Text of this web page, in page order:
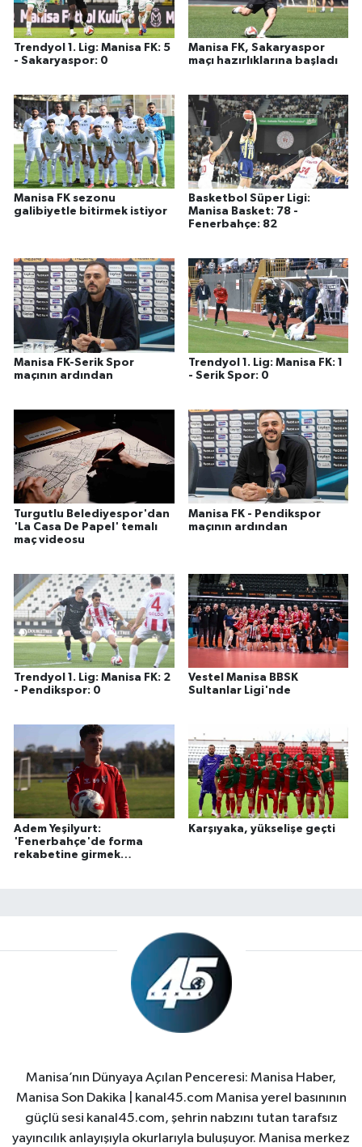
Trendyol 1. Lig: Manisa FK: 5
- Sakaryaspor: 0
Manisa FK, Sakaryaspor
maçı hazırlıklarına başladı
Manisa FK sezonu
galibiyetle bitirmek istiyor
Basketbol Süper Ligi:
Manisa Basket: 78 -
Fenerbahçe: 82
Manisa FK-Serik Spor
maçının ardından
Trendyol 1. Lig: Manisa FK: 1
- Serik Spor: 0
Turgutlu Belediyespor'dan
'La Casa De Papel' temalı
maç videosu
Manisa FK - Pendikspor
maçının ardından
Trendyol 1. Lig: Manisa FK: 2
- Pendikspor: 0
Vestel Manisa BBSK
Sultanlar Ligi'nde
Adem Yeşilyurt:
'Fenerbahçe'de forma
rekabetine girmek
Karşıyaka, yükselişe geçti
Manisa’nın Dünyaya Açılan Penceresi: Manisa Haber,
Manisa Son Dakika | kanal45.com Manisa yerel basınının
güçlü sesi kanal45.com, şehrin nabzını tutan tarafsız
yayıncılık anlayışıyla okurlarıyla buluşuyor. Manisa merkez